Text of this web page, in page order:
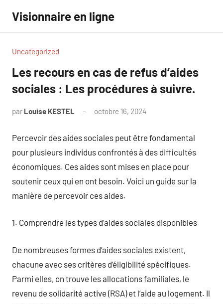
contenu
Visionnaire en ligne
Uncategorized
Les recours en cas de refus d’aides
sociales : Les procédures à suivre.
par Louise KESTEL octobre 16, 2024
Percevoir des aides sociales peut être fondamental
pour plusieurs individus confrontés à des difficultés
économiques. Ces aides sont mises en place pour
soutenir ceux qui en ont besoin. Voici un guide sur la
manière de percevoir ces aides.
1. Comprendre les types d’aides sociales disponibles
De nombreuses formes d’aides sociales existent,
chacune avec ses critères d’éligibilité spécifiques.
Parmi elles, on trouve les allocations familiales, le
revenu de solidarité active (RSA) et l’aide au logement. Il